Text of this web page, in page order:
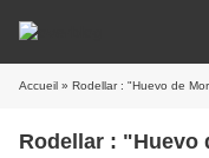
Accueil » Rodellar : "Huevo de
Rodellar : "Huevo